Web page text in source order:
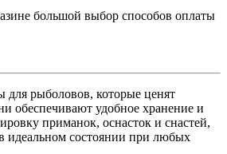
большой выбор способов оплаты
для рыболовов, которые ценят
обеспечивают удобное хранение и
приманок, оснасток и снастей,
идеальном состоянии при любых